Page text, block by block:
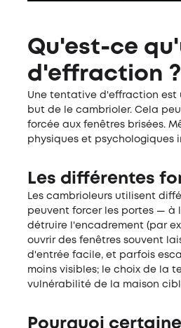
Qu'est-ce
d'effraction ?
Une tentative d'effraction est
but de le cambrioler. Cela
forcée aux fenêtres brisées.
physiques et psychologiques
Les différentes
Les cambrioleurs utilisent
peuvent forcer les portes — à
détruire l'encadrement (par
ouvrir des fenêtres souvent
d'entrée facile, et parfois
moins visibles; le choix de la
vulnérabilité de la maison
Pourquoi